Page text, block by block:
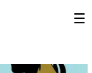
☰